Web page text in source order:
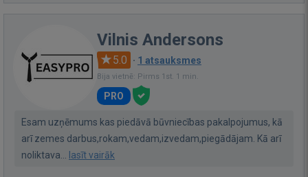
Vilnis Andersons
5.0 · 1 atsauksmes
Bija vietnē: Pirms 1st. 1 min.
PRO
Esam uzņēmums kas piedāvā būvniecības pakalpojumus, kā
arī zemes darbus,rokam,vedam,izvedam,piegādājam. Kā arī
noliktava... lasīt vairāk